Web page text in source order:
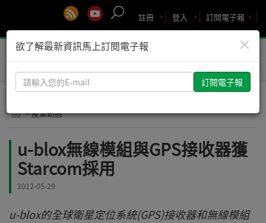
訂閱電子報
登入
註冊
Toggle
> 產業動態
u-blox無線模組與GPS接收器獲
Starcom採用
2012-05-29
u-blox的全球衛星定位系統(GPS)接收器和無線模組
×
欲了解最新資訊馬上訂閱電子報
請
輸
您
E-
mail